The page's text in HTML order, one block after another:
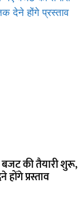
की तैयारी शुरू,
प्रस्ताव